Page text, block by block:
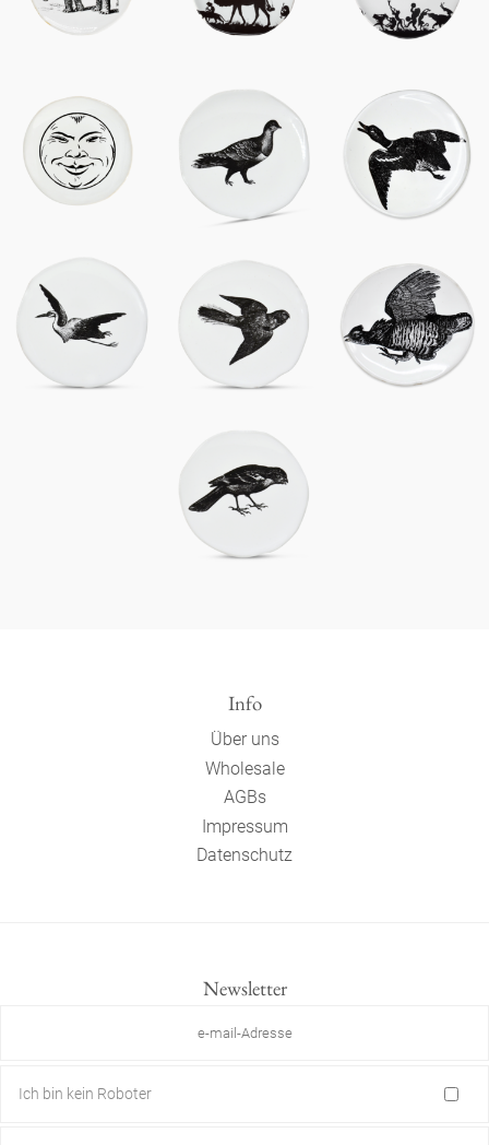
Info
Über uns
Wholesale
AGBs
Impressum
Datenschutz
Newsletter
Ich bin kein Roboter